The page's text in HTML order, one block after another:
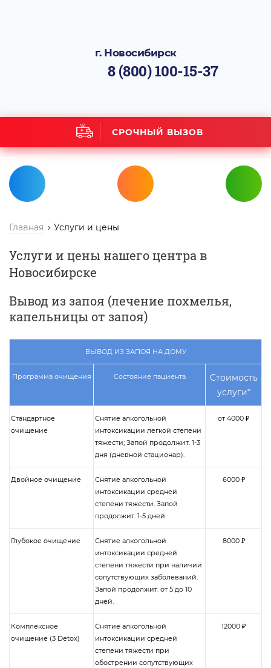
г. Новосибирск
8 (800) 100-15-37
СРОЧНЫЙ ВЫЗОВ
Главная Услуги и цены
Услуги и цены нашего центра в
Новосибирске
Вывод из запоя (лечение похмелья,
капельницы от запоя)
ВЫВОД ИЗ ЗАПОЯ НА ДОМУ
Программа очищения Состояние пациента
Стоимость
услуги*
Стандартное
очищение
Снятие алкогольной
интоксикации легкой степени
тяжести; Запой продолжит. 1-3
дня (дневной стационар).
от 4000 ₽
Двойное очищение
Снятие алкогольной
интоксикации средней
степени тяжести. Запой
продолжит. 1-5 дней.
6000 ₽
Глубокое очищение
Снятие алкогольной
интоксикации средней
степени тяжести при наличии
сопутствующих заболеваний.
Запой продолжит. от 5 до 10
дней.
8000 ₽
Комплексное
очищение (3 Detox)
Снятие алкогольной
интоксикации средней
степени тяжести при
обострении сопутствующих
12000 ₽